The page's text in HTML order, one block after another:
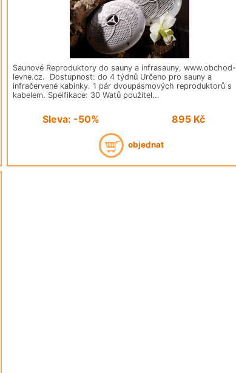
Saunové Reproduktory do sauny a infrasauny, www.obchod-
levne.cz. Dostupnost: do 4 týdnů Určeno pro sauny a
infračervené kabinky. 1 pár dvoupásmových reproduktorů s
kabelem. Speifikace: 30 Watů použitel...
Sleva: -50% 895 Kč
objednat